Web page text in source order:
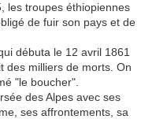
les troupes éthiopiennes
de fuir son pays et de
débuta le 12 avril 1861
des milliers de morts. On
"le boucher".
des Alpes avec ses
ses affrontements, sa